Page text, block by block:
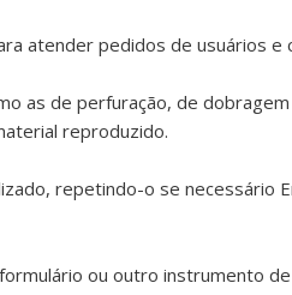
atender pedidos de usuários e
as de perfuração, de
reproduzido.
repetindo-o se necessário
ou outro instrumento